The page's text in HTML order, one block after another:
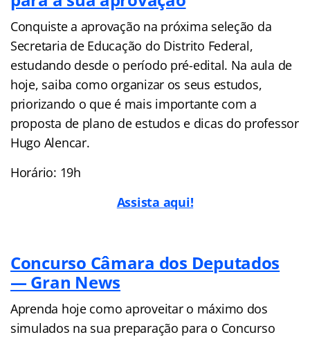
Conquiste a aprovação na próxima seleção da
Secretaria de Educação do Distrito Federal,
estudando desde o período pré-edital. Na aula de
hoje, saiba como organizar os seus estudos,
priorizando o que é mais importante com a
proposta de plano de estudos e dicas do professor
Hugo Alencar.
Horário: 19h
Assista aqui!
Concurso Câmara dos Deputados
— Gran News
Aprenda hoje como aproveitar o máximo dos
simulados na sua preparação para o Concurso